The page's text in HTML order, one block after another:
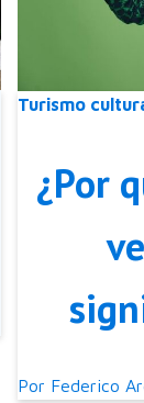
Turismo
¿Por
Por Federico